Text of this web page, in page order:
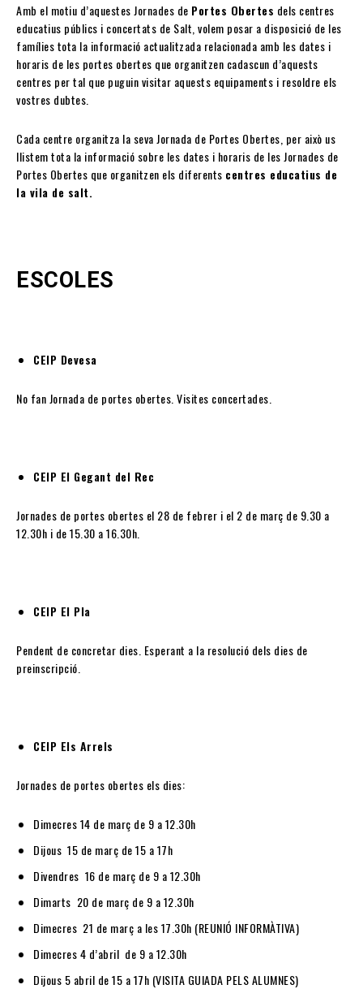
Amb el motiu d’aquestes Jornades de Portes Obertes dels centres
educatius públics i concertats de Salt, volem posar a disposició de les
famílies tota la informació actualitzada relacionada amb les dates i
horaris de les portes obertes que organitzen cadascun d’aquests
centres per tal que puguin visitar aquests equipaments i resoldre els
vostres dubtes.
Cada centre organitza la seva Jornada de Portes Obertes, per això us
llistem tota la informació sobre les dates i horaris de les Jornades de
Portes Obertes que organitzen els diferents centres educatius de
la vila de salt.
ESCOLES
CEIP Devesa
No fan Jornada de portes obertes. Visites concertades.
CEIP El Gegant del Rec
Jornades de portes obertes el 28 de febrer i el 2 de març de 9.30 a
12.30h i de 15.30 a 16.30h.
CEIP El Pla
Pendent de concretar dies. Esperant a la resolució dels dies de
preinscripció.
CEIP Els Arrels
Jornades de portes obertes els dies:
Dimecres 14 de març de 9 a 12.30h
Dijous 15 de març de 15 a 17h
Divendres 16 de març de 9 a 12.30h
Dimarts 20 de març de 9 a 12.30h
Dimecres 21 de març a les 17.30h (REUNIÓ INFORMÀTIVA)
Dimecres 4 d’abril de 9 a 12.30h
Dijous 5 abril de 15 a 17h (VISITA GUIADA PELS ALUMNES)